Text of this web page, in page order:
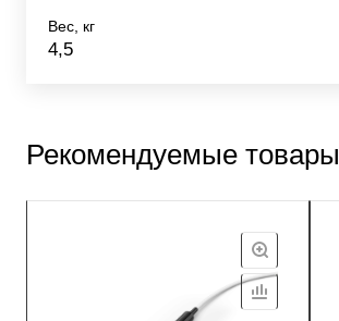
Вес, кг
4,5
Рекомендуемые товары